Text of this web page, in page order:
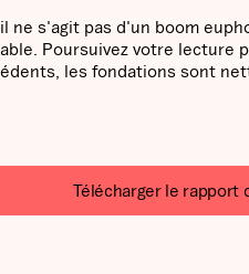
ne s'agit pas d'un boom
Poursuivez votre lecture
les fondations sont
Télécharger le rapport